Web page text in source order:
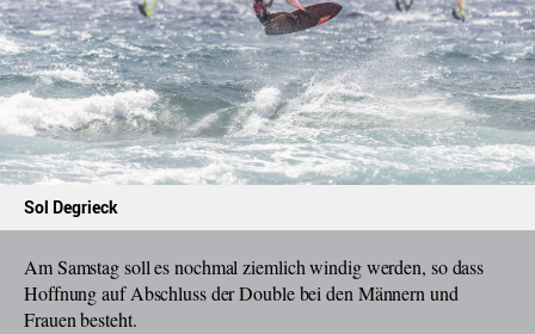
Sol Degrieck
Am Samstag soll es nochmal ziemlich windig werden, so dass
Hoffnung auf Abschluss der Double bei den Männern und
Frauen besteht.